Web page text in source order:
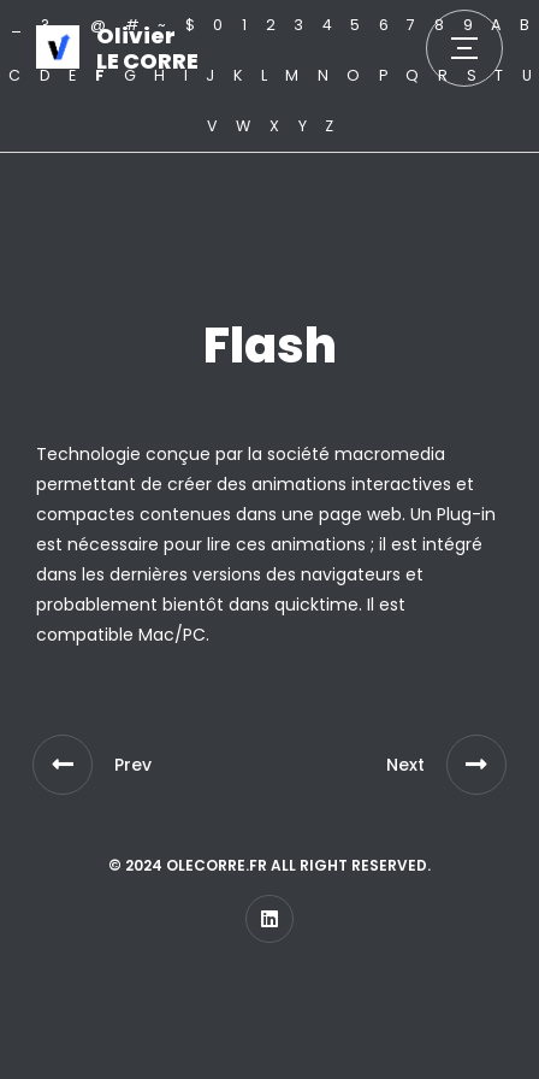
Olivier
LE CORRE
? . @ # ~ $ 0 1 2 3 4 5 6 7 8 9 A B
C D E F G H I J K L M N O P Q R S T U
V W X Y Z
Flash
Technologie conçue par la société macromedia
permettant de créer des animations interactives et
compactes contenues dans une page web. Un Plug-in
est nécessaire pour lire ces animations ; il est intégré
dans les dernières versions des navigateurs et
probablement bientôt dans quicktime. Il est
compatible Mac/PC.
Prev Next
© 2024 OLECORRE.FR ALL RIGHT RESERVED.